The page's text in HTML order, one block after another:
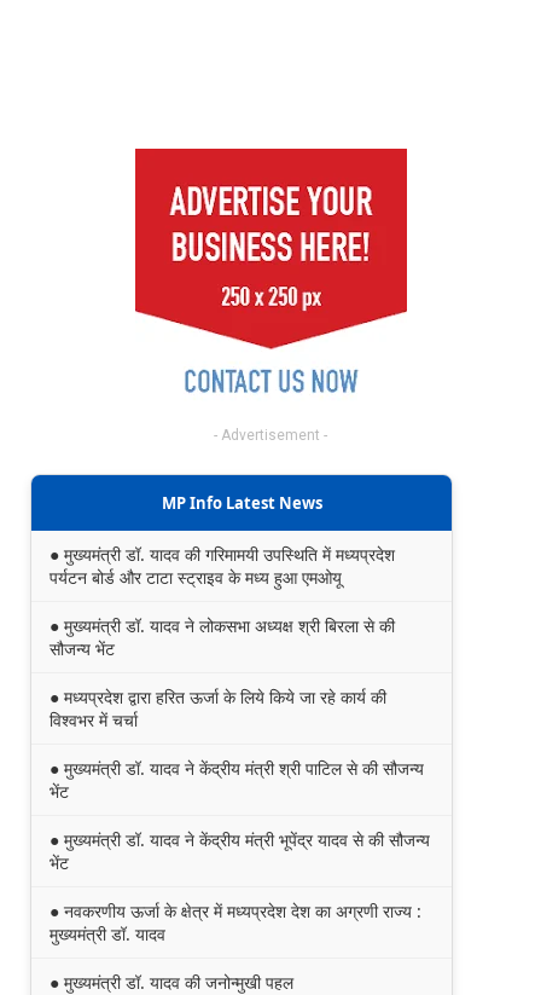
- Advertisement -
MP Info Latest News
● मुख्यमंत्री डॉ. यादव की गरिमामयी उपस्थिति में मध्यप्रदेश
पर्यटन बोर्ड और टाटा स्ट्राइव के मध्य हुआ एमओयू
● मुख्यमंत्री डॉ. यादव ने लोकसभा अध्यक्ष श्री बिरला से की
सौजन्य भेंट
● मध्यप्रदेश द्वारा हरित ऊर्जा के लिये किये जा रहे कार्य की
विश्वभर में चर्चा
● मुख्यमंत्री डॉ. यादव ने केंद्रीय मंत्री श्री पाटिल से की सौजन्य
भेंट
● मुख्यमंत्री डॉ. यादव ने केंद्रीय मंत्री भूपेंद्र यादव से की सौजन्य
भेंट
● नवकरणीय ऊर्जा के क्षेत्र में मध्यप्रदेश देश का अग्रणी राज्य :
मुख्यमंत्री डॉ. यादव
● मुख्यमंत्री डॉ. यादव की जनोन्मुखी पहल